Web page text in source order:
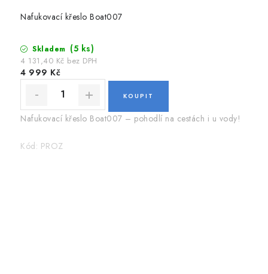
Nafukovací křeslo Boat007
Skladem (5 ks)
4 131,40 Kč bez DPH
4 999 Kč
Nafukovací křeslo Boat007 – pohodlí na cestách i u vody!
Kód: PROZ